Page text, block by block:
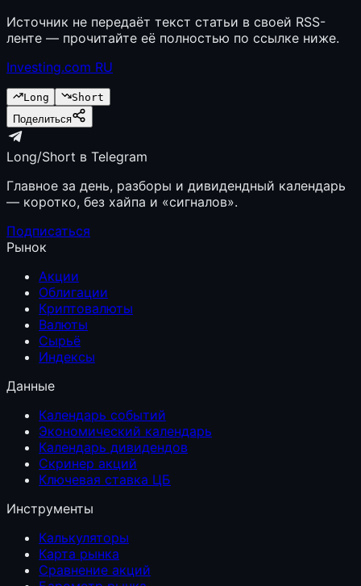
Источник не передаёт текст статьи в своей RSS-
ленте — прочитайте её полностью по ссылке ниже.
Investing.com RU
Long
Short
Поделиться
Long/Short в Telegram
Главное за день, разборы и дивидендный календарь
— коротко, без хайпа и «сигналов».
Подписаться
Рынок
Акции
Облигации
Криптовалюты
Валюты
Сырьё
Индексы
Данные
Календарь событий
Экономический календарь
Календарь дивидендов
Скринер акций
Ключевая ставка ЦБ
Инструменты
Калькуляторы
Карта рынка
Сравнение акций